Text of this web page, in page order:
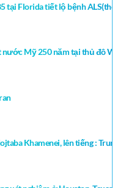
Florida tiết lộ bệnh
Mỹ 250 năm tại thủ đô
Khamenei, lên tiếng :